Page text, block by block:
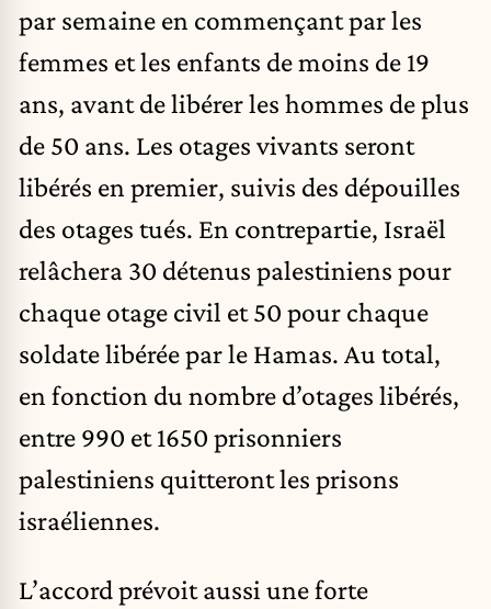
par semaine en commençant par les
femmes et les enfants de moins de 19
ans, avant de libérer les hommes de plus
de 50 ans. Les otages vivants seront
libérés en premier, suivis des dépouilles
des otages tués. En contrepartie, Israël
relâchera 30 détenus palestiniens pour
chaque otage civil et 50 pour chaque
soldate libérée par le Hamas. Au total,
en fonction du nombre d’otages libérés,
entre 990 et 1650 prisonniers
palestiniens quitteront les prisons
israéliennes.
L’accord prévoit aussi une forte